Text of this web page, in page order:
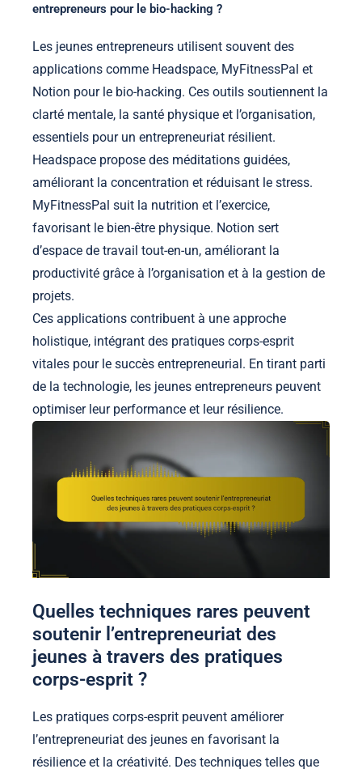
entrepreneurs pour le bio-hacking ?
Les jeunes entrepreneurs utilisent souvent des
applications comme Headspace, MyFitnessPal et
Notion pour le bio-hacking. Ces outils soutiennent la
clarté mentale, la santé physique et l’organisation,
essentiels pour un entrepreneuriat résilient.
Headspace propose des méditations guidées,
améliorant la concentration et réduisant le stress.
MyFitnessPal suit la nutrition et l’exercice,
favorisant le bien-être physique. Notion sert
d’espace de travail tout-en-un, améliorant la
productivité grâce à l’organisation et à la gestion de
projets.
Ces applications contribuent à une approche
holistique, intégrant des pratiques corps-esprit
vitales pour le succès entrepreneurial. En tirant parti
de la technologie, les jeunes entrepreneurs peuvent
optimiser leur performance et leur résilience.
Quelles techniques rares peuvent
soutenir l’entrepreneuriat des
jeunes à travers des pratiques
corps-esprit ?
Les pratiques corps-esprit peuvent améliorer
l’entrepreneuriat des jeunes en favorisant la
résilience et la créativité. Des techniques telles que